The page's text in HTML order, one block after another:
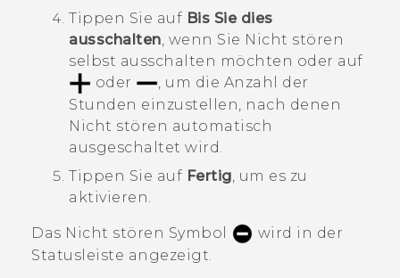
Tippen Sie auf Bis Sie dies
ausschalten , wenn Sie Nicht stören
selbst ausschalten möchten oder auf
oder
, um die Anzahl der
Stunden einzustellen, nach denen
Nicht stören automatisch
ausgeschaltet wird.
Tippen Sie auf Fertig, um es zu
aktivieren.
Das Nicht stören Symbol
wird in der
Statusleiste angezeigt.